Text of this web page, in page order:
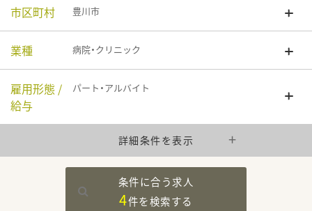
市区町村 豊川市
業種 病院・クリニック
雇用形態 /
給与
パート・アルバイト
詳細条件を表示
条件に合う求人
4件を検索する